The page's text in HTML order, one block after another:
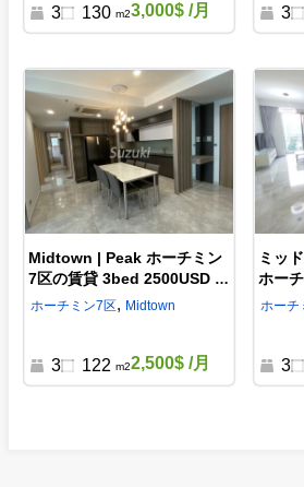
3 130 m23,000$ /月 3
Midtown | Peak ホーチミン
7区の賃貸 3bed 2500USD |
d722263
ホーチミン7区, Midtown
3 122 m22,500$ /月
ミッ
ホー
ド
ホーチ
3